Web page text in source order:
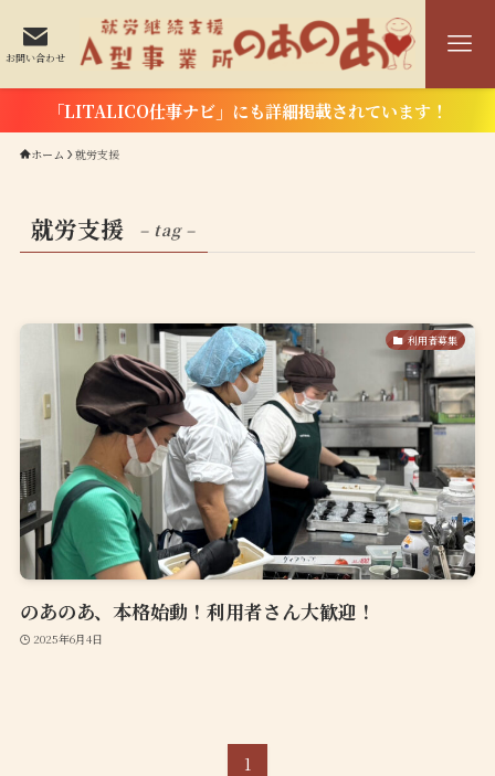
お問い合わせ
「LITALICO仕事ナビ」にも詳細掲載されています！
ホーム 就労支援
就労支援 – tag –
利用者募集
のあのあ、本格始動！利用者さん大歓迎！
2025年6月4日
1